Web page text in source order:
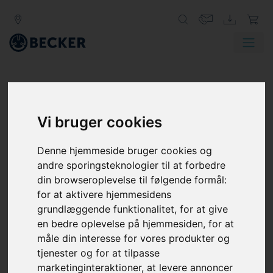
Vi bruger cookies
Denne hjemmeside bruger cookies og
andre sporingsteknologier til at forbedre
din browseroplevelse til følgende formål:
for at aktivere hjemmesidens
grundlæggende funktionalitet,for at give
en bedre oplevelse på hjemmesiden,for at
måle din interesse for vores produkter og
tjenester og for at tilpasse
marketinginteraktioner,at levere annoncer